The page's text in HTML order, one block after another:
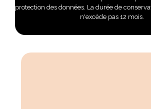
protection des données. La durée de
n'excède pas 12 mois.